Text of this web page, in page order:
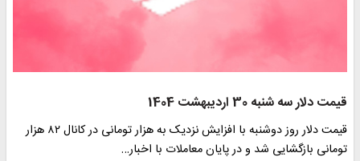
قیمت دلار سه شنبه 30 اردیبهشت 1404
قیمت دلار روز دوشنبه با افزایش نزدیک به هزار تومانی در کانال ۸۲ هزار
تومانی بازگشایی شد و در پایان معاملات با اخبار…